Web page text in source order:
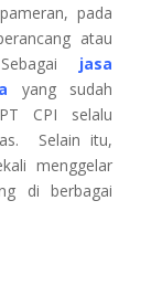
pada
atau
jasa
yang sudah
CPI selalu
Selain itu,
menggelar
di berbagai